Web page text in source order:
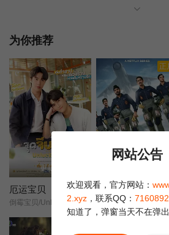
change the fates of countless more.
为你推荐
更新至第01集
厄运宝贝
倒霉宝贝/Unlucky Bae/
正
萨菲德·萨加尔行
ऑपरेशन सफेद सागर/
网站公告
欢迎观看，官方网站：
2.xyz ，联系QQ： 7160892
知道了，弹窗当天不在弹出